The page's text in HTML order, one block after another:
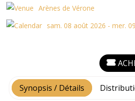
Arènes de Vérone
sam. 08 août 2026 - mer.
Synopsis / Détails